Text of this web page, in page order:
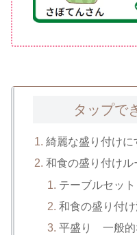
タップで
綺麗な盛り付けに
和食の盛り付けル
テーブルセッ
和食の盛り付
平盛り 一般的